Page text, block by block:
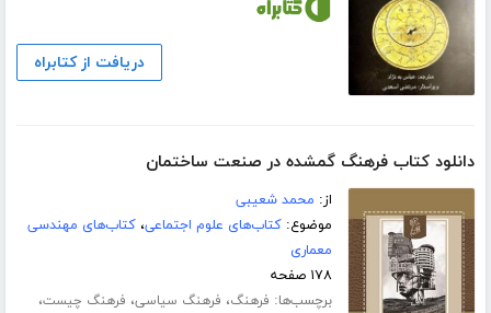
دریافت از کتابراه
دانلود کتاب فرهنگ گمشده در صنعت ساختمان
از: محمد شعیبی
موضوع:کتاب‌های علوم اجتماعی،کتاب‌های مهندسی
معماری
۱۷۸ صفحه
برچسب‌ها: فرهنگ، فرهنگ سیاسی، فرهنگ چیست،